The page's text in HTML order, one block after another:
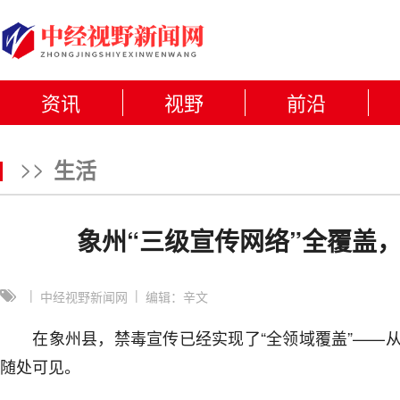
资讯 视野 前沿
>> 生活
象州“三级宣传网络”全覆盖
| 中经视野新闻网 | 编辑：辛文
在象州县，禁毒宣传已经实现了“全领域覆盖”——
随处可见。